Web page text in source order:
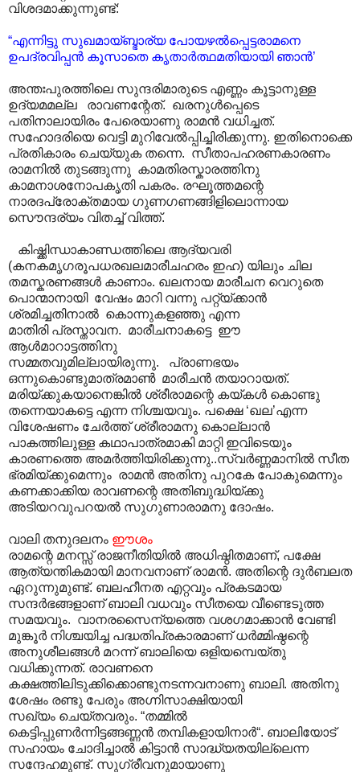
വിശദമാക്കുന്നുണ്ട്:
“എന്നിട്ടു സുഖമായ്ബ്ഭാര്യ പോയഴൽ‌പ്പെട്ടരാമനെ
ഉപദ്രവിപ്പൻ കൂസാതെ കൃതാർത്ഥമതിയായി ഞാൻ’
അന്തഃപുരത്തിലെ സുന്ദരിമാരുടെ എണ്ണം കൂട്ടാനുള്ള
ഉദ്യമമല്ല രാവണന്റേത്. ഖരനുൾപ്പെടെ
പതിനാലായിരം പേരെയാണു രാമൻ വധിച്ചത്.
സഹോദരിയെ വെട്ടി മുറിവേൽ‌പ്പിച്ചിരിക്കുന്നു. ഇതിനൊക്കെ
പ്രതികാരം ചെയ്യുക തന്നെ. സീതാപഹരണകാരണം
രാമനിൽ തുടങ്ങുന്നു കാമതിരസ്കാരത്തിനു
കാമനാശനോപകൃതി പകരം. രഘൂത്തമന്റെ
നാരദപ്രോക്തമായ ഗുണഗണങ്ങിളിലൊന്നായ
സൌന്ദര്യം വിതച്ച് വിത്ത്.
കിഷ്ക്കിന്ധാകാണ്ഡത്തിലെ ആദ്യവരി
(കനകമൃഗരൂപധരഖലമാരീചഹരം ഇഹ) യിലും ചില
തമസ്കരണങ്ങൾ കാണാം. ഖലനായ മാരീചന വെറുതെ
പൊന്മാനായി വേഷം മാറി വന്നു പറ്റ്യ്ക്കാൻ
ശ്രമിച്ചതിനാൽ കൊന്നുകളഞ്ഞു എന്ന
മാതിരി പ്രസ്താവന. മാരീചനാകട്ടെ ഈ
ആൾമാറാട്ടത്തിനു
സമ്മതവുമില്ലായിരുന്നു. പ്രാണഭയം
ഒന്നുകൊണ്ടുമാത്രമാൺ മാരീചൻ തയാറായത്.
മരിയ്ക്കുകയാനെങ്കിൽ ശ്രീരാമന്റെ കയ്കൾ കൊണ്ടു
തന്നെയാകട്ടെ എന്ന നിശ്ചയവും. പക്ഷെ ‘ഖല’എന്ന
വിശേഷണം ചേർത്ത് ശ്രീരാമനു കൊല്ലാൻ
പാകത്തിലുള്ള കഥാപാത്രമാകി മാറ്റി ഇവിടെയും
കാരണത്തെ അമർത്തിയിരിക്കുന്നു..സ്വർണ്ണമാനിൽ സീത
ഭ്രമിയ്ക്കുമെന്നും രാമൻ അതിനു പുറകേ പോകുമെന്നും
കണക്കാക്കിയ രാവണന്റെ അതിബുദ്ധിയ്ക്കു
അടിയറവുപറയൽ സുഗുണാരാമനു ദോഷം.
വാലി തനുദലനം ഈശം
രാമന്റെ മനസ്സ് രാജനീതിയിൽ അധിഷ്ഠിതമാണ്, പക്ഷേ
ആത്യന്തികമായി മാനവനാണ് രാമൻ. അതിന്റെ ദുർബലത
ഏറുന്നുമുണ്ട്. ബലഹീനത എറ്റവും പ്രകടമായ
സന്ദർഭങ്ങളാണ് ബാ‍ലി വധവും സീതയെ വീണ്ടെടുത്ത
സമയവും. വാനരസൈന്യത്തെ വശഗമാക്കാൻ വേണ്ടി
മുങ്കൂർ നിശ്ചയിച്ച പദ്ധതിപ്രകാരമാണ് ധർമ്മിഷ്ഠന്റെ
അനുശീലങ്ങൾ മറന്ന് ബാലിയെ ഒളിയമ്പെയ്തു
വധിക്കുന്നത്. രാവണനെ
കക്ഷത്തിലിടുക്കിക്കൊണ്ടുനടന്നവനാണു ബാലി. അതിനു
ശേഷം രണ്ടു പേരും അഗ്നിസാക്ഷിയായി
സഖ്യം ചെയ്തവരും. “തമ്മിൽ
കെട്ടിപ്പുണർന്നിട്ടങ്ങണ്ണൻ തമ്പികളായിനാർ“. ബാലിയോട്
സഹായം ചോദിച്ചാൽ കിട്ടാൻ സാദ്ധ്യതയില്ലെന്ന
സന്ദേഹമുണ്ട്. സുഗ്രീവനുമായാണു